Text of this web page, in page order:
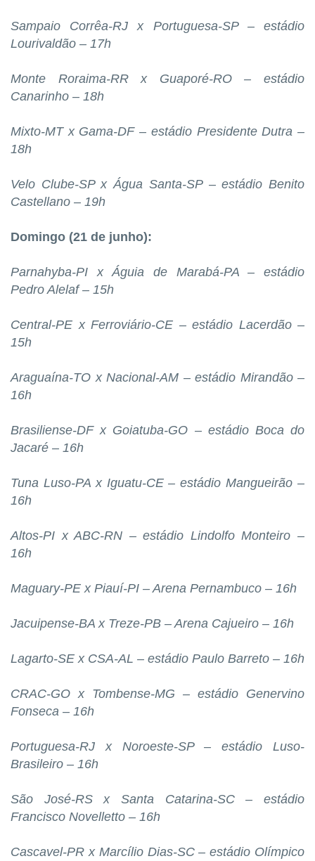
Sampaio Corrêa-RJ x Portuguesa-SP – estádio
Lourivaldão – 17h
Monte Roraima-RR x Guaporé-RO – estádio
Canarinho – 18h
Mixto-MT x Gama-DF – estádio Presidente Dutra –
18h
Velo Clube-SP x Água Santa-SP – estádio Benito
Castellano – 19h
Domingo (21 de junho):
Parnahyba-PI x Águia de Marabá-PA – estádio
Pedro Alelaf – 15h
Central-PE x Ferroviário-CE – estádio Lacerdão –
15h
Araguaína-TO x Nacional-AM – estádio Mirandão –
16h
Brasiliense-DF x Goiatuba-GO – estádio Boca do
Jacaré – 16h
Tuna Luso-PA x Iguatu-CE – estádio Mangueirão –
16h
Altos-PI x ABC-RN – estádio Lindolfo Monteiro –
16h
Maguary-PE x Piauí-PI – Arena Pernambuco – 16h
Jacuipense-BA x Treze-PB – Arena Cajueiro – 16h
Lagarto-SE x CSA-AL – estádio Paulo Barreto – 16h
CRAC-GO x Tombense-MG – estádio Genervino
Fonseca – 16h
Portuguesa-RJ x Noroeste-SP – estádio Luso-
Brasileiro – 16h
São José-RS x Santa Catarina-SC – estádio
Francisco Novelletto – 16h
Cascavel-PR x Marcílio Dias-SC – estádio Olímpico